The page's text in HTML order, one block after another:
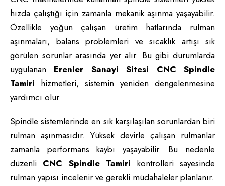
hızda çalıştığı için zamanla mekanik aşınma yaşayabilir.
Özellikle yoğun çalışan üretim hatlarında rulman
aşınmaları, balans problemleri ve sıcaklık artışı sık
görülen sorunlar arasında yer alır. Bu gibi durumlarda
uygulanan Erenler Sanayi Sitesi CNC Spindle
Tamiri hizmetleri, sistemin yeniden dengelenmesine
yardımcı olur.
Spindle sistemlerinde en sık karşılaşılan sorunlardan biri
rulman aşınmasıdır. Yüksek devirle çalışan rulmanlar
zamanla performans kaybı yaşayabilir. Bu nedenle
düzenli CNC Spindle Tamiri kontrolleri sayesinde
rulman yapısı incelenir ve gerekli müdahaleler planlanır.